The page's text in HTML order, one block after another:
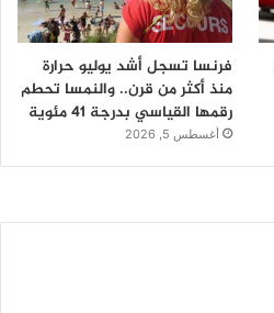
فرنسا تسجل أشد يوليو حرارة
منذ أكثر من قرن.. والنمسا تحطم
رقمها القياسي بدرجة 41 مئوية
أغسطس 5, 2026